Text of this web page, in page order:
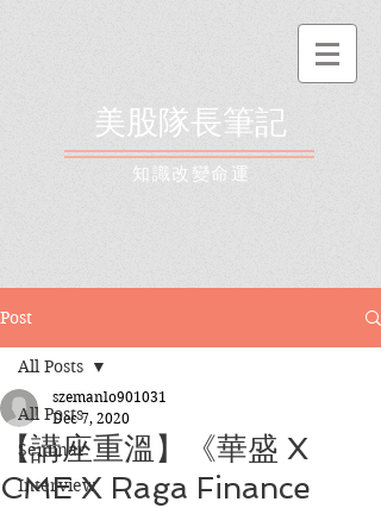
美股隊長筆記
​知識改變命運
Post
All Posts
Seminar
Interview
All Posts
【講座重溫】《華盛 X
CME X Raga Finance
szemanlo901031
Dec 7, 2020